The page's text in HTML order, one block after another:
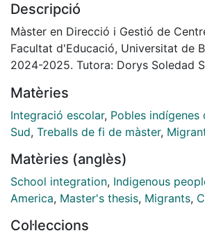
origen cultural, social o étnico. La
aulas es una realidad cada vez más
especialmente en comunidades
estudiantes indígenas y migrantes, lo
promuevan la equidad y la
el proceso educativo.
Descripció
Màster en Direcció i Gestió de
Facultat d'Educació, Universitat de
2024-2025. Tutora: Dorys Soledad
Matèries
Integració escolar, Pobles indígenes
Sud, Treballs de fi de màster,
Matèries (anglès)
School integration, Indigenous
America, Master's thesis, Migrants,
Col·leccions